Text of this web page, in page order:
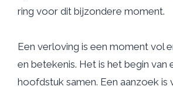
ring voor dit bijzondere moment.
Een verloving is een moment vol
en betekenis. Het is het begin van
hoofdstuk samen. Een aanzoek is